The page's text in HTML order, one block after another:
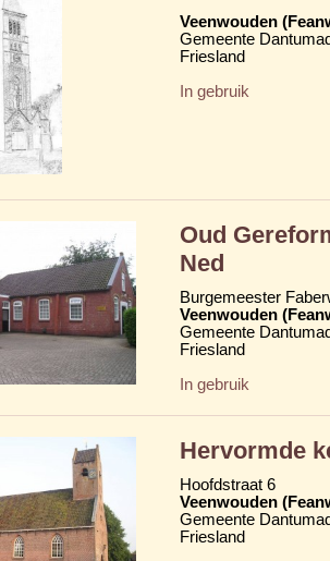
Veenwouden
Gemeente
Friesland
In gebruik
Oud
Ned
Burgemeester
Veenwouden
Gemeente
Friesland
In gebruik
Hervormde
Hoofdstraat 6
Veenwouden
Gemeente
Friesland